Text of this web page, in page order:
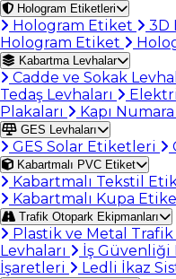
Hologram Etiketleri
Hologram Etiket 3D
Hologram Etiket
Kabartma Levhalar
Cadde ve Sokak
Tedaş Levhaları
Plakaları
Kapı
GES Levhaları
GES Solar Etiketleri
Kabartmalı PVC Etiket
Kabartmalı Tekstil
Kabartmalı Kupa
Trafik Otopark Ekipmanları
Plastik ve Metal
Levhaları
İş Güvenliği
İşaretleri
Ledli İkaz